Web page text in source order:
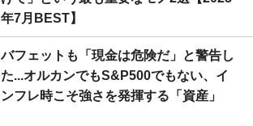
年7月BEST】
バフェットも「現金は危険だ」と警告し
た...オルカンでもS&P500でもない、イ
ンフレ時こそ強さを発揮する「資産」